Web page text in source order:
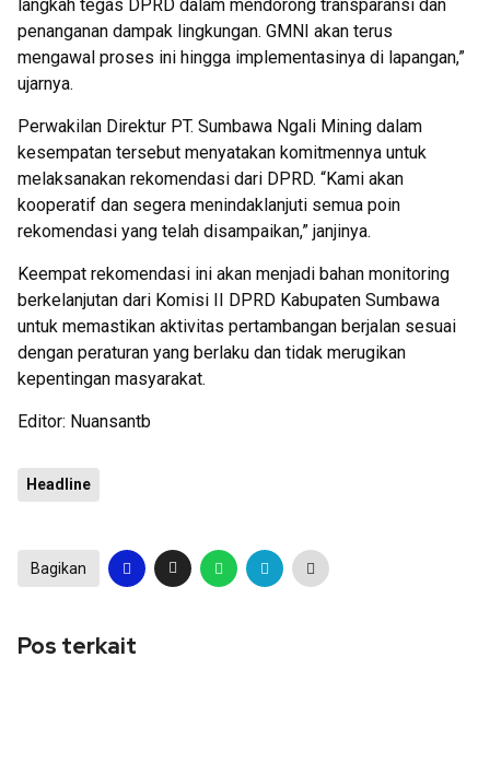
langkah tegas DPRD dalam mendorong transparansi dan
penanganan dampak lingkungan. GMNI akan terus
mengawal proses ini hingga implementasinya di lapangan,”
ujarnya.
Perwakilan Direktur PT. Sumbawa Ngali Mining dalam
kesempatan tersebut menyatakan komitmennya untuk
melaksanakan rekomendasi dari DPRD. “Kami akan
kooperatif dan segera menindaklanjuti semua poin
rekomendasi yang telah disampaikan,” janjinya.
Keempat rekomendasi ini akan menjadi bahan monitoring
berkelanjutan dari Komisi II DPRD Kabupaten Sumbawa
untuk memastikan aktivitas pertambangan berjalan sesuai
dengan peraturan yang berlaku dan tidak merugikan
kepentingan masyarakat.
Editor: Nuansantb
Headline
Bagikan
Pos terkait